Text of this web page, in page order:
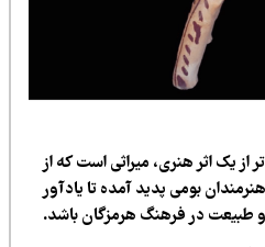
اثر هنری، میراثی است که از
بومی پدید آمده تا یادآور
در فرهنگ هرمزگان باشد.